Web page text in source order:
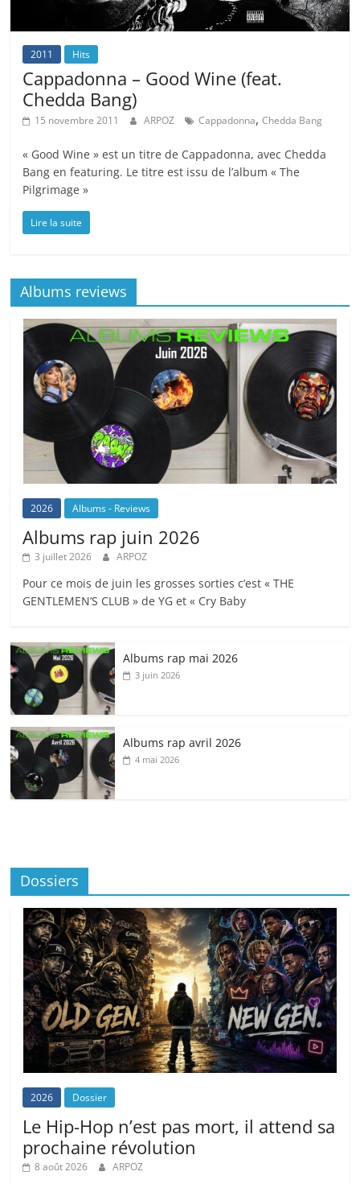
2011 Hits
Cappadonna – Good Wine (feat.
Chedda Bang)
15 novembre 2011 ARPOZ Cappadonna,Chedda Bang
« Good Wine » est un titre de Cappadonna, avec Chedda
Bang en featuring. Le titre est issu de l’album « The
Pilgrimage »
Lire la suite
Albums reviews
2026 Albums - Reviews
Albums rap juin 2026
3 juillet 2026 ARPOZ
Pour ce mois de juin les grosses sorties c’est « THE
GENTLEMEN’S CLUB » de YG et « Cry Baby
Albums rap mai 2026
3 juin 2026
Albums rap avril 2026
4 mai 2026
Dossiers
2026 Dossier
Le Hip-Hop n’est pas mort, il attend sa
prochaine révolution
8 août 2026 ARPOZ